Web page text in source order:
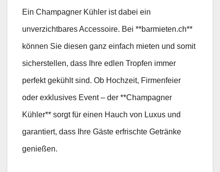
Ein Champagner Kühler ist dabei ein
unverzichtbares Accessoire. Bei **barmieten.ch**
können Sie diesen ganz einfach mieten und somit
sicherstellen, dass Ihre edlen Tropfen immer
perfekt gekühlt sind. Ob Hochzeit, Firmenfeier
oder exklusives Event – der **Champagner
Kühler** sorgt für einen Hauch von Luxus und
garantiert, dass Ihre Gäste erfrischte Getränke
genießen.